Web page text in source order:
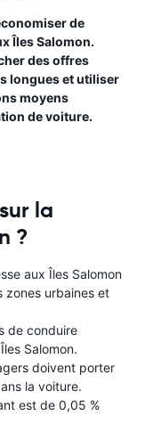
de
Îles Salomon.
des offres
longues et utiliser
moyens
de voiture.
la
?
aux Îles Salomon
zones urbaines et
de conduire
Salomon.
doivent porter
la voiture.
est de 0,05 %